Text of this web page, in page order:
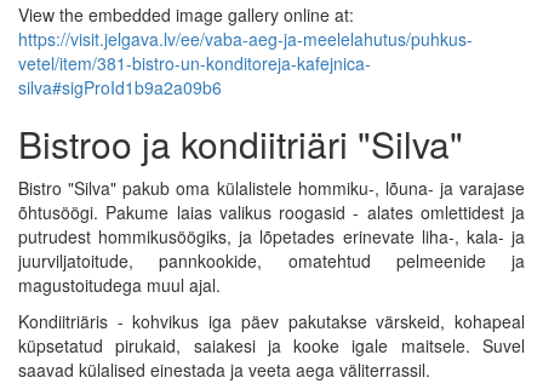
View the embedded image gallery online at:
https://visit.jelgava.lv/ee/vaba-aeg-ja-meelelahutus/puhkus-
vetel/item/381-bistro-un-konditoreja-kafejnica-
silva#sigProId1b9a2a09b6
Bistroo ja kondiitriäri "Silva"
Bistro "Silva" pakub oma külalistele hommiku-, lõuna- ja varajase
õhtusöögi. Pakume laias valikus roogasid - alates omlettidest ja
putrudest hommikusöögiks, ja lõpetades erinevate liha-, kala- ja
juurviljatoitude, pannkookide, omatehtud pelmeenide ja
magustoitudega muul ajal.
Kondiitriäris - kohvikus iga päev pakutakse värskeid, kohapeal
küpsetatud pirukaid, saiakesi ja kooke igale maitsele. Suvel
saavad külalised einestada ja veeta aega väliterrassil.